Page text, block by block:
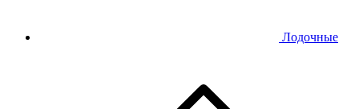
Лодочные